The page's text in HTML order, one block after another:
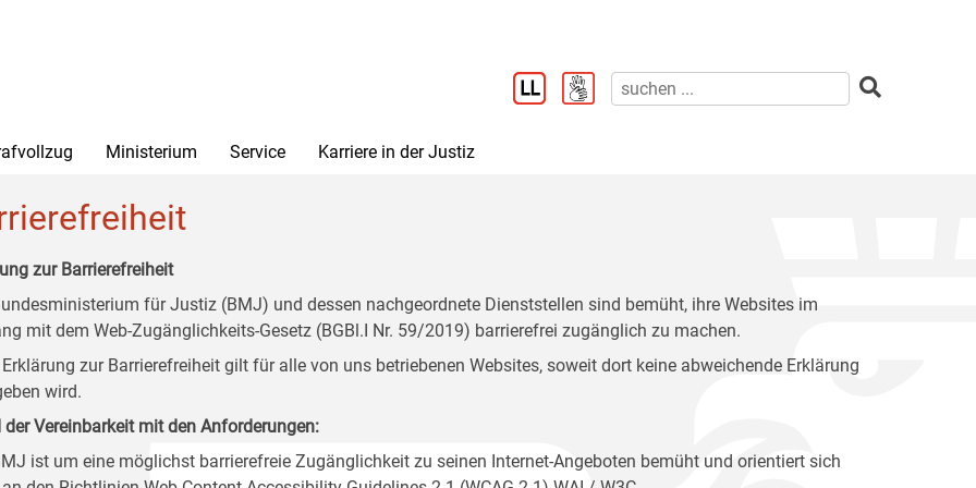
Ministerium Service Karriere in der Justiz
zur Barrierefreiheit
für Justiz (BMJ) und dessen nachgeordnete Dienststellen sind bemüht, ihre Websites im
mit dem Web-Zugänglichkeits-Gesetz (BGBl.I Nr. 59/2019) barrierefrei zugänglich zu machen.
Erklärung zur Barrierefreiheit gilt für alle von uns betriebenen Websites, soweit dort keine abweichende Erklärung
wird.
der Vereinbarkeit mit den Anforderungen:
ist um eine möglichst barrierefreie Zugänglichkeit zu seinen Internet-Angeboten bemüht und orientiert sich